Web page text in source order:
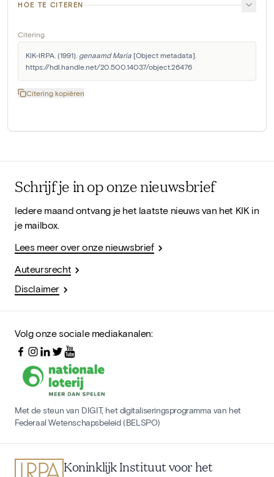
HOE TE CITEREN
Citering
KIK-IRPA. (1991). genaamd Maria [Object metadata].
https://hdl.handle.net/20.500.14037/object.26476
Citering kopiëren
Schrijf je in op onze nieuwsbrief
Iedere maand ontvang je het laatste nieuws van het KIK in
je mailbox.
Lees meer over onze nieuwsbrief
Auteursrecht
Disclaimer
Volg onze sociale mediakanalen:
Met de steun van DIGIT, het digitaliseringsprogramma van het
Federaal Wetenschapsbeleid (BELSPO)
Koninklijk Instituut voor het